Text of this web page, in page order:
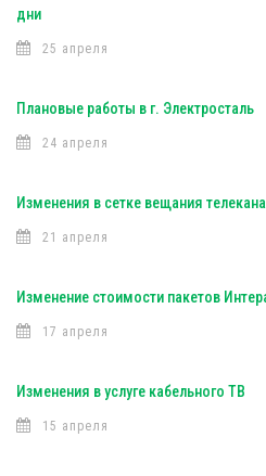
дни
25 апреля
Плановые работы в г. Электросталь
24 апреля
Изменения в сетке вещания
21 апреля
Изменение стоимости пакетов
17 апреля
Изменения в услуге кабельного ТВ
15 апреля